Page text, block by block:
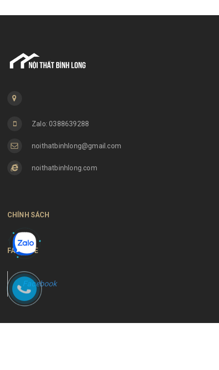
Zalo: 0388639288
noithatbinhlong@gmail.com
noithatbinhlong.com
CHÍNH SÁCH
FANPAGE
Facebook